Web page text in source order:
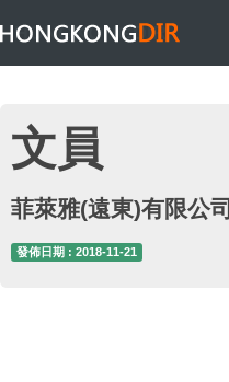
HONGKONGDIR
文員
菲萊雅(遠東)有限公司
發佈日期 : 2018-11-21